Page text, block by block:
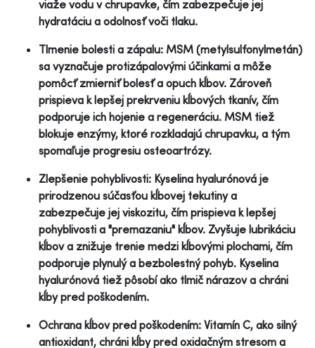
viaže vodu v chrupavke, čím zabezpečuje jej
hydratáciu a odolnosť voči tlaku.
Tlmenie bolesti a zápalu: MSM (metylsulfonylmetán)
sa vyznačuje protizápalovými účinkami a môže
pomôcť zmierniť bolesť a opuch kĺbov. Zároveň
prispieva k lepšej prekrveniu kĺbových tkanív, čím
podporuje ich hojenie a regeneráciu. MSM tiež
blokuje enzýmy, ktoré rozkladajú chrupavku, a tým
spomaľuje progresiu osteoartrózy.
Zlepšenie pohyblivosti: Kyselina hyalurónová je
prirodzenou súčasťou kĺbovej tekutiny a
zabezpečuje jej viskozitu, čím prispieva k lepšej
pohyblivosti a "premazaniu" kĺbov. Zvyšuje lubrikáciu
kĺbov a znižuje trenie medzi kĺbovými plochami, čím
podporuje plynulý a bezbolestný pohyb. Kyselina
hyalurónová tiež pôsobí ako tlmič nárazov a chráni
kĺby pred poškodením.
Ochrana kĺbov pred poškodením: Vitamín C, ako silný
antioxidant, chráni kĺby pred oxidačným stresom a